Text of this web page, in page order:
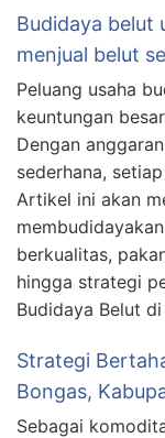
Budidaya belut
menjual belut
Peluang usaha
keuntungan
Dengan
sederhana,
Artikel ini akan
berkualitas,
hingga strategi
Budidaya Belut
Strategi
Bongas,
Sebagai